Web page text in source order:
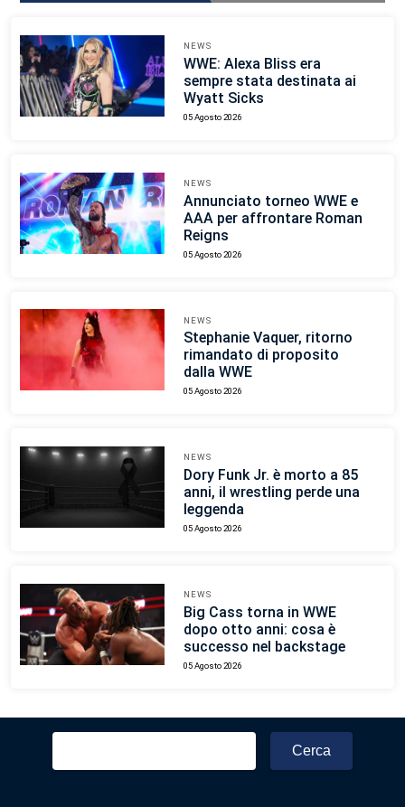
NEWS
WWE: Alexa Bliss era
sempre stata destinata ai
Wyatt Sicks
05 Agosto 2026
NEWS
Annunciato torneo WWE e
AAA per affrontare Roman
Reigns
05 Agosto 2026
NEWS
Stephanie Vaquer, ritorno
rimandato di proposito
dalla WWE
05 Agosto 2026
NEWS
Dory Funk Jr. è morto a 85
anni, il wrestling perde una
leggenda
05 Agosto 2026
NEWS
Big Cass torna in WWE
dopo otto anni: cosa è
successo nel backstage
05 Agosto 2026
Ricerca